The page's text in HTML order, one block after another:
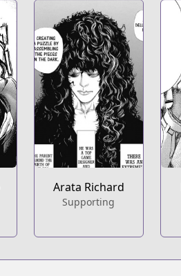
Arata Richard
Supporting